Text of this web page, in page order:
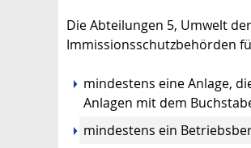
Die Abteilungen 5, Umwelt
Immissionsschutzbehörden
mindestens eine Anlage,
Anlagen mit dem
mindestens ein